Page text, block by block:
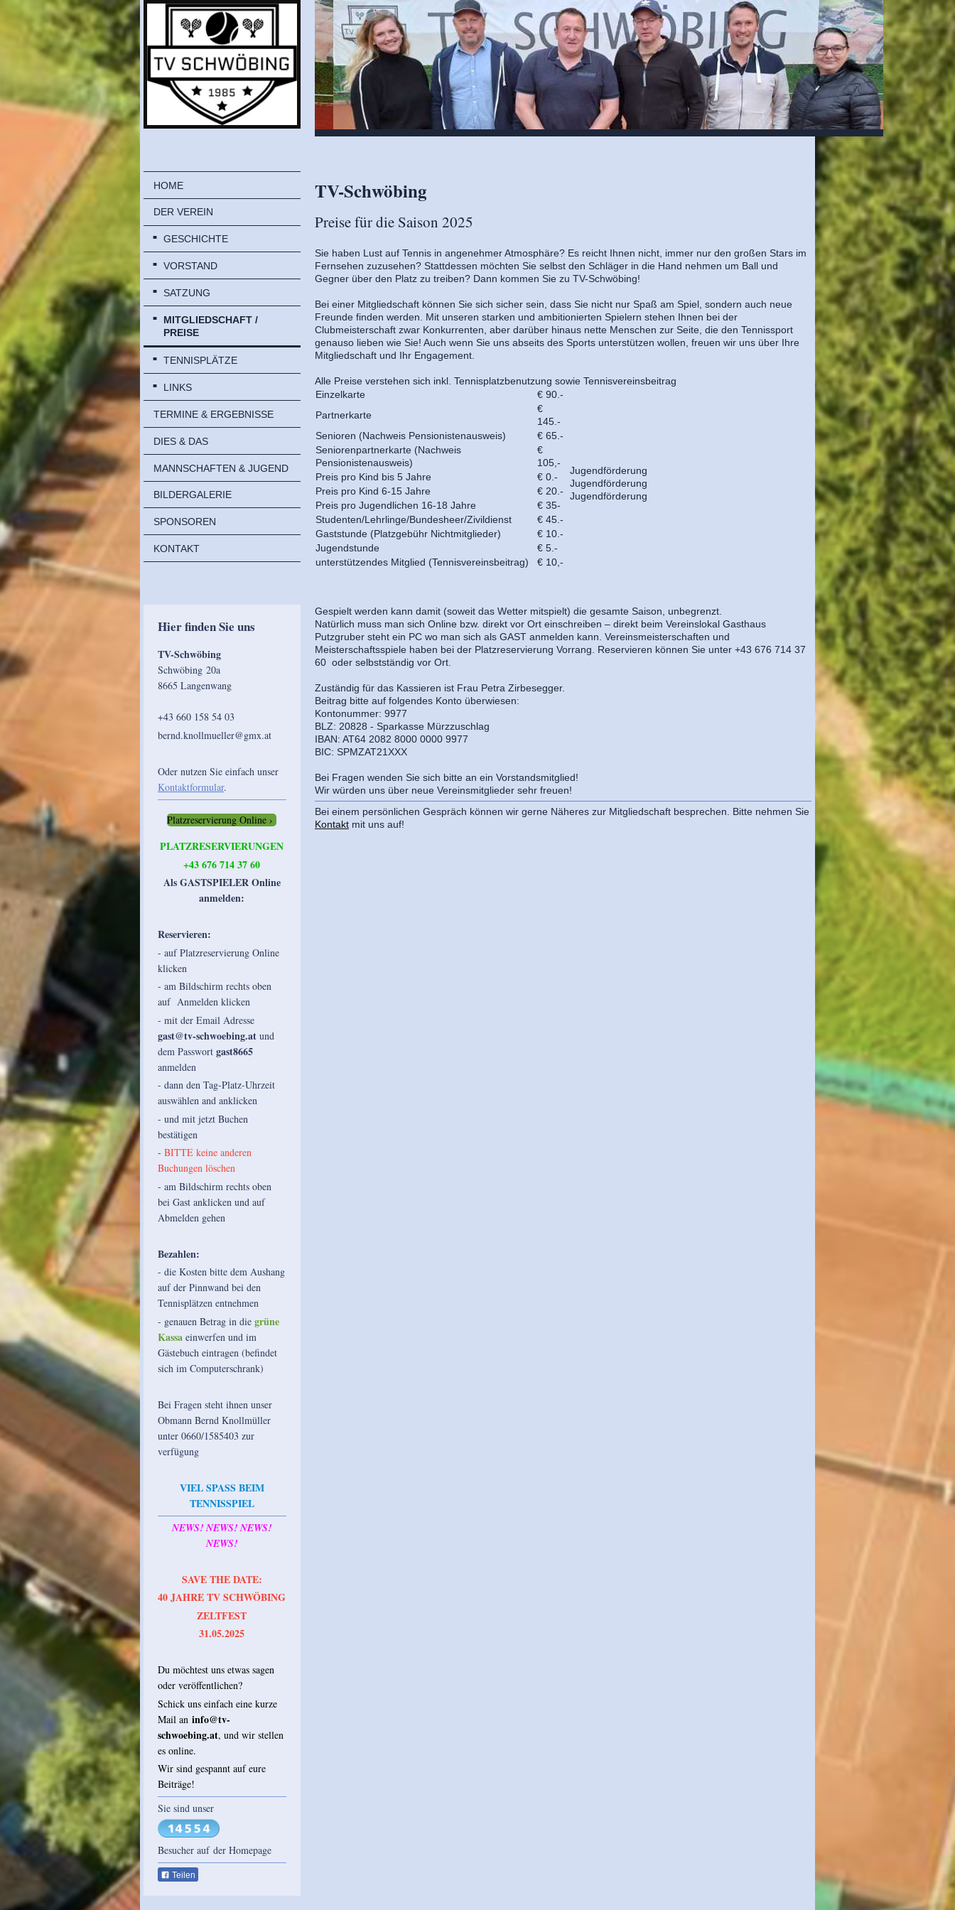
HOME
DER VEREIN
GESCHICHTE
VORSTAND
SATZUNG
MITGLIEDSCHAFT /
PREISE
TENNISPLÄTZE
LINKS
TERMINE & ERGEBNISSE
DIES & DAS
MANNSCHAFTEN & JUGEND
BILDERGALERIE
SPONSOREN
KONTAKT
Hier finden Sie uns
TV-Schwöbing
Schwöbing 20a
8665 Langenwang
+43 660 158 54 03
bernd.knollmueller@gmx.at
Oder nutzen Sie einfach unser
Kontaktformular.
Platzreservierung Online
PLATZRESERVIERUNGEN
+43 676 714 37 60
Als GASTSPIELER Online
anmelden:
Reservieren:
- auf Platzreservierung Online
klicken
- am Bildschirm rechts oben
auf Anmelden klicken
- mit der Email Adresse
gast@tv-schwoebing.at und
dem Passwort gast8665
anmelden
- dann den Tag-Platz-Uhrzeit
auswählen and anklicken
- und mit jetzt Buchen
bestätigen
- BITTE keine anderen
Buchungen löschen
- am Bildschirm rechts oben
bei Gast anklicken und auf
Abmelden gehen
Bezahlen:
- die Kosten bitte dem Aushang
auf der Pinnwand bei den
Tennisplätzen entnehmen
- genauen Betrag in die grüne
Kassa einwerfen und im
Gästebuch eintragen (befindet
sich im Computerschrank)
Bei Fragen steht ihnen unser
Obmann Bernd Knollmüller
unter 0660/1585403 zur
verfügung
VIEL SPASS BEIM
TENNISSPIEL
NEWS! NEWS! NEWS!
NEWS!
SAVE THE DATE:
40 JAHRE TV SCHWÖBING
ZELTFEST
31.05.2025
Du möchtest uns etwas sagen
oder veröffentlichen?
Schick uns einfach eine kurze
Mail an info@tv-
schwoebing.at, und wir stellen
es online.
Wir sind gespannt auf eure
Beiträge!
Sie sind unser
Besucher auf der Homepage
Teilen
TV-Schwöbing
Preise für die Saison 2025
Sie haben Lust auf Tennis in angenehmer Atmosphäre? Es reicht Ihnen nicht, immer nur den großen Stars im
Fernsehen zuzusehen? Stattdessen möchten Sie selbst den Schläger in die Hand nehmen um Ball und
Gegner über den Platz zu treiben? Dann kommen Sie zu TV-Schwöbing!
Bei einer Mitgliedschaft können Sie sich sicher sein, dass Sie nicht nur Spaß am Spiel, sondern auch neue
Freunde finden werden. Mit unseren starken und ambitionierten Spielern stehen Ihnen bei der
Clubmeisterschaft zwar Konkurrenten, aber darüber hinaus nette Menschen zur Seite, die den Tennissport
genauso lieben wie Sie! Auch wenn Sie uns abseits des Sports unterstützen wollen, freuen wir uns über Ihre
Mitgliedschaft und Ihr Engagement.
Alle Preise verstehen sich inkl. Tennisplatzbenutzung sowie Tennisvereinsbeitrag
Einzelkarte
€ 90.-
Partnerkarte
€
145.-
Senioren (Nachweis Pensionistenausweis)
€ 65.-
Seniorenpartnerkarte (Nachweis
Pensionistenausweis)
€
105,-
Preis pro Kind bis 5 Jahre
€ 0.-
Preis pro Kind 6-15 Jahre
€ 20.-
Preis pro Jugendlichen 16-18 Jahre
€ 35-
Studenten/Lehrlinge/Bundesheer/Zivildienst
€ 45.-
Gaststunde (Platzgebühr Nichtmitglieder)
€ 10.-
Jugendstunde
€ 5.-
unterstützendes Mitglied (Tennisvereinsbeitrag)
€ 10,-
Jugendförderung
Jugendförderung
Jugendförderung
Gespielt werden kann damit (soweit das Wetter mitspielt) die gesamte Saison, unbegrenzt.
Natürlich muss man sich Online bzw. direkt vor Ort einschreiben – direkt beim Vereinslokal Gasthaus
Putzgruber steht ein PC wo man sich als GAST anmelden kann. Vereinsmeisterschaften und
Meisterschaftsspiele haben bei der Platzreservierung Vorrang. Reservieren können Sie unter +43 676 714 37
60 oder selbstständig vor Ort.
Zuständig für das Kassieren ist Frau Petra Zirbesegger.
Beitrag bitte auf folgendes Konto überwiesen:
Kontonummer: 9977
BLZ: 20828 - Sparkasse Mürzzuschlag
IBAN: AT64 2082 8000 0000 9977
BIC: SPMZAT21XXX
Bei Fragen wenden Sie sich bitte an ein Vorstandsmitglied!
Wir würden uns über neue Vereinsmitglieder sehr freuen!
Bei einem persönlichen Gespräch können wir gerne Näheres zur Mitgliedschaft besprechen. Bitte nehmen Sie
Kontaktmit uns auf!